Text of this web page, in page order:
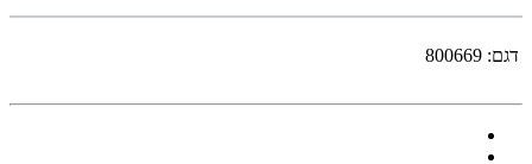
דגם: 800669